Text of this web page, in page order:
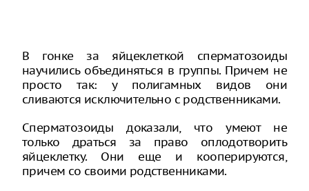
В гонке за яйцеклеткой сперматозоиды
научились объединяться в группы. Причем не
просто так: у полигамных видов они
сливаются исключительно с родственниками.
Сперматозоиды доказали, что умеют не
только драться за право оплодотворить
яйцеклетку. Они еще и кооперируются,
причем со своими родственниками.